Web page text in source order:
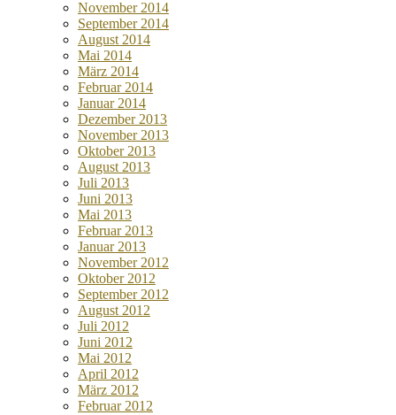
November 2014
September 2014
August 2014
Mai 2014
März 2014
Februar 2014
Januar 2014
Dezember 2013
November 2013
Oktober 2013
August 2013
Juli 2013
Juni 2013
Mai 2013
Februar 2013
Januar 2013
November 2012
Oktober 2012
September 2012
August 2012
Juli 2012
Juni 2012
Mai 2012
April 2012
März 2012
Februar 2012